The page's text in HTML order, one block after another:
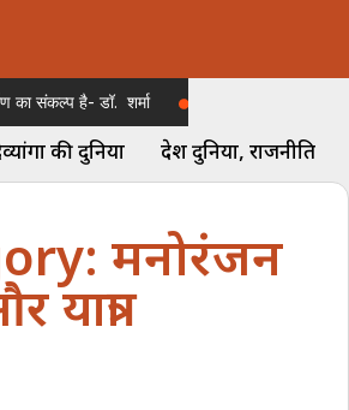
संकल्प है- डॉ. शर्मा
की दुनिया देश दुनिया, राजनीति
मनोरंजन